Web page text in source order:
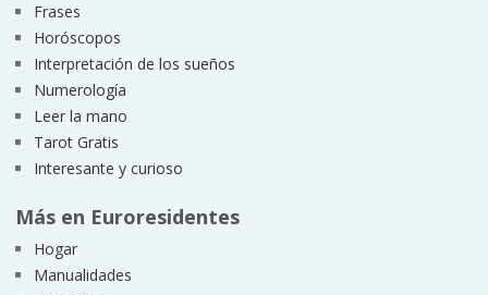
Frases
Horóscopos
Interpretación de los sueños
Numerología
Leer la mano
Tarot Gratis
Interesante y curioso
Más en Euroresidentes
Hogar
Manualidades